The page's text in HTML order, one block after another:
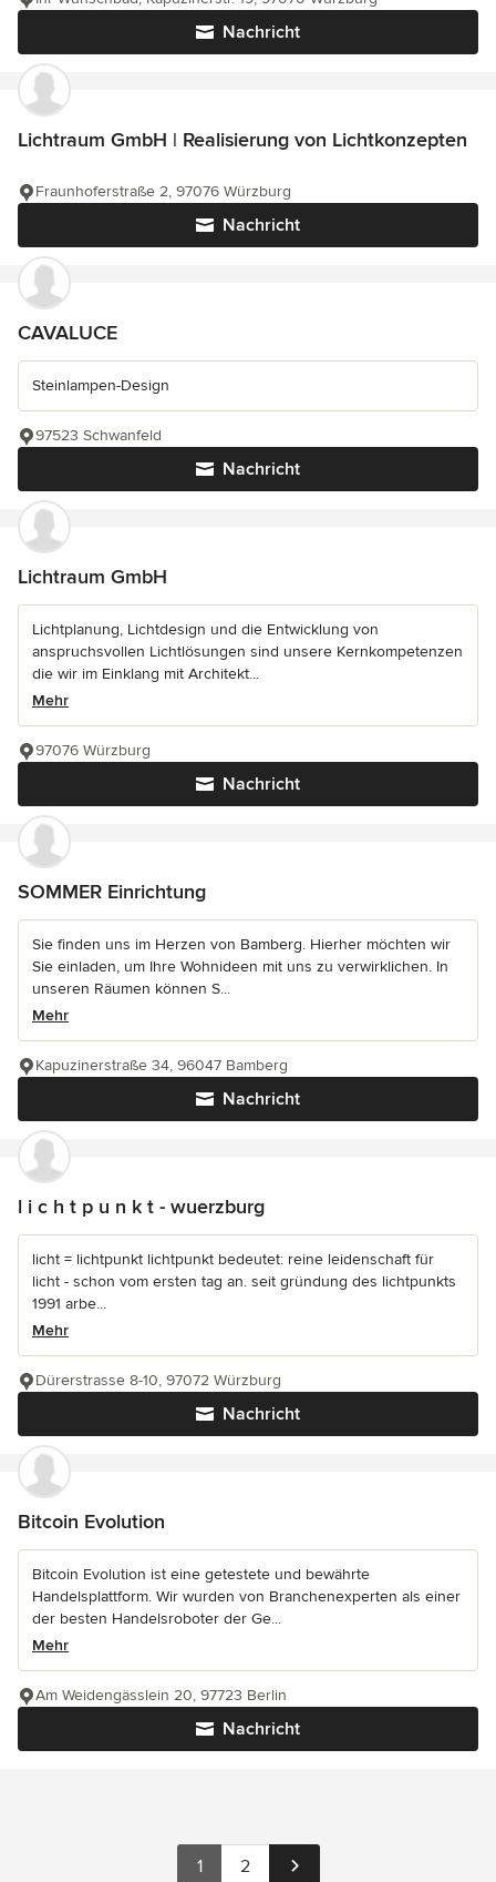
Nachricht
Lichtraum GmbH | Realisierung von Lichtkonzepten
Nachricht
Fraunhoferstraße 2, 97076 Würzburg
CAVALUCE
Steinlampen-Design
Nachricht
97523 Schwanfeld
Lichtraum GmbH
Lichtplanung, Lichtdesign und die Entwicklung von
anspruchsvollen Lichtlösungen sind unsere Kernkompetenzen
die wir im Einklang mit Architekt...
Mehr
Nachricht
97076 Würzburg
SOMMER Einrichtung
Sie finden uns im Herzen von Bamberg. Hierher möchten wir
Sie einladen, um Ihre Wohnideen mit uns zu verwirklichen. In
unseren Räumen können S...
Mehr
Nachricht
Kapuzinerstraße 34, 96047 Bamberg
l i c h t p u n k t - wuerzburg
licht = lichtpunkt lichtpunkt bedeutet: reine leidenschaft für
licht - schon vom ersten tag an. seit gründung des lichtpunkts
1991 arbe...
Mehr
Nachricht
Dürerstrasse 8-10, 97072 Würzburg
Bitcoin Evolution
Bitcoin Evolution ist eine getestete und bewährte
Handelsplattform. Wir wurden von Branchenexperten als einer
der besten Handelsroboter der Ge...
Mehr
Nachricht
Am Weidengässlein 20, 97723 Berlin
1 2